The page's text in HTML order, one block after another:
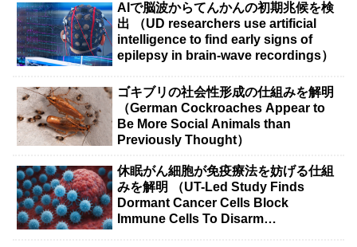
AIで脳波からてんかんの初期兆候を検
出 （UD researchers use artificial
intelligence to find early signs of
epilepsy in brain-wave recordings）
ゴキブリの社会性形成の仕組みを解明
（German Cockroaches Appear to
Be More Social Animals than
Previously Thought）
休眠がん細胞が免疫療法を妨げる仕組
みを解明 （UT-Led Study Finds
Dormant Cancer Cells Block
Immune Cells To Disarm